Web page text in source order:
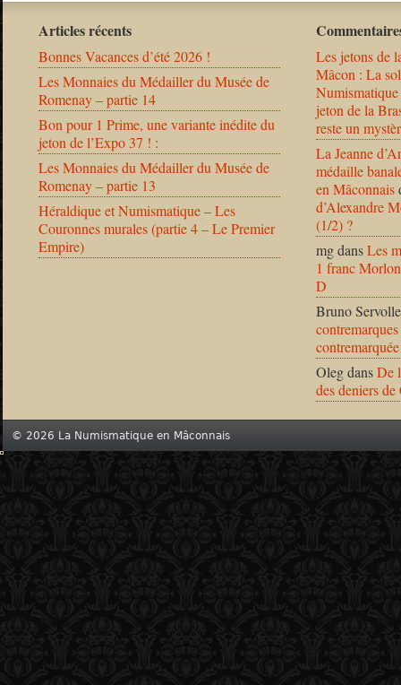
Articles récents
Bonnes Vacances d’été 2026 !
Les Monnaies du Médailler du Musée de
Romenay – partie 14
Bon pour 1 Prime, une variante inédite du
jeton de l’Expo 37 ! :
Les Monnaies du Médailler du Musée de
Romenay – partie 13
Héraldique et Numismatique – Les
Couronnes murales (partie 4 – Le Premier
Empire)
Les jetons de
Mâcon : La
jeton de la
reste un
La Jeanne
médaille
en Mâconnais
d’Alexandre
(1/2) ?
mgdansLes
1 franc
D
Bruno Servolle
OlegdansDe
des deniers
© 2026 La Numismatique en Mâconnais